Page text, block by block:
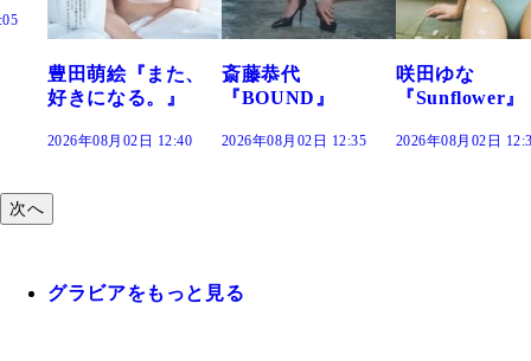
斎藤恭代
『BOUND』
2026年08月02日 12:35
咲田ゆな
『Sunflower』
2026年08月02日 12:30
藤水咲桜『花
だまり』
2026年08月02日
次へ
グラビアをもっと見る